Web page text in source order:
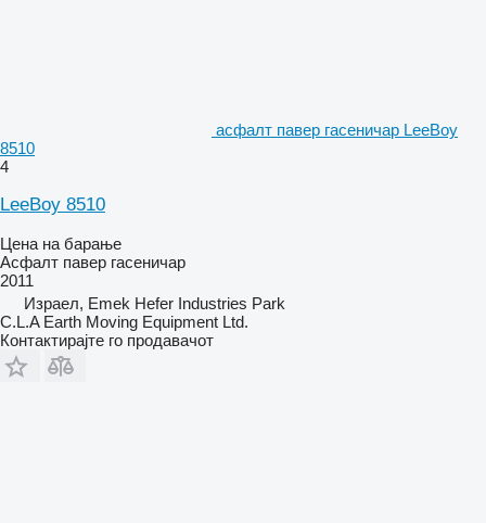
асфалт павер гасеничар LeeBoy
8510
4
LeeBoy 8510
Цена на барање
Асфалт павер гасеничар
2011
Израел, Emek Hefer Industries Park
C.L.A Earth Moving Equipment Ltd.
Контактирајте го продавачот